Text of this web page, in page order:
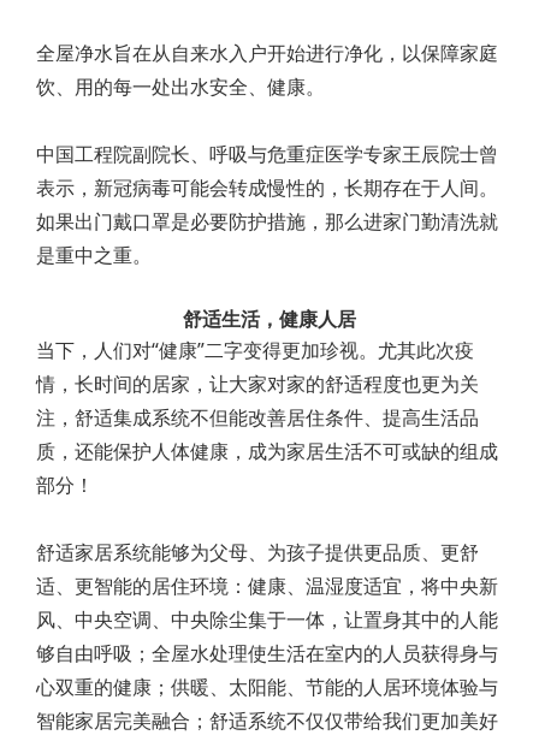
全屋净水旨在从自来水入户开始进行净化，以保障家庭
饮、用的每一处出水安全、健康。
中国工程院副院长、呼吸与危重症医学专家王辰院士曾
表示，新冠病毒可能会转成慢性的，长期存在于人间。
如果出门戴口罩是必要防护措施，那么进家门勤清洗就
是重中之重。
舒适生活，健康人居
当下，人们对“健康”二字变得更加珍视。尤其此次疫
情，长时间的居家，让大家对家的舒适程度也更为关
注，舒适集成系统不但能改善居住条件、提高生活品
质，还能保护人体健康，成为家居生活不可或缺的组成
部分！
舒适家居系统能够为父母、为孩子提供更品质、更舒
适、更智能的居住环境：健康、温湿度适宜，将中央新
风、中央空调、中央除尘集于一体，让置身其中的人能
够自由呼吸；全屋水处理使生活在室内的人员获得身与
心双重的健康；供暖、太阳能、节能的人居环境体验与
智能家居完美融合；舒适系统不仅仅带给我们更加美好